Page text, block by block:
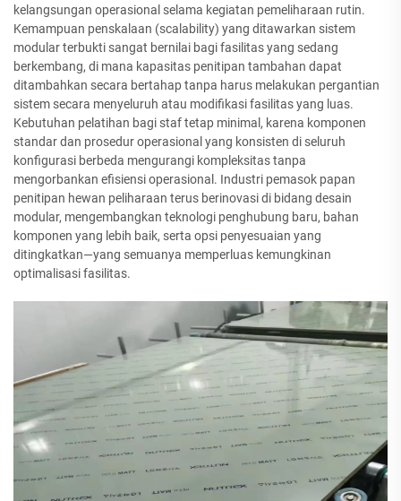
kelangsungan operasional selama kegiatan pemeliharaan rutin.
Kemampuan penskalaan (scalability) yang ditawarkan sistem
modular terbukti sangat bernilai bagi fasilitas yang sedang
berkembang, di mana kapasitas penitipan tambahan dapat
ditambahkan secara bertahap tanpa harus melakukan pergantian
sistem secara menyeluruh atau modifikasi fasilitas yang luas.
Kebutuhan pelatihan bagi staf tetap minimal, karena komponen
standar dan prosedur operasional yang konsisten di seluruh
konfigurasi berbeda mengurangi kompleksitas tanpa
mengorbankan efisiensi operasional. Industri pemasok papan
penitipan hewan peliharaan terus berinovasi di bidang desain
modular, mengembangkan teknologi penghubung baru, bahan
komponen yang lebih baik, serta opsi penyesuaian yang
ditingkatkan—yang semuanya memperluas kemungkinan
optimalisasi fasilitas.